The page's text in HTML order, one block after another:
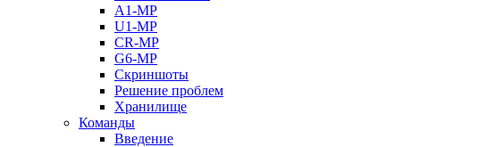
A1-MP
U1-MP
CR-MP
G6-MP
Скриншоты
Решение проблем
Хранилище
Команды
Введение